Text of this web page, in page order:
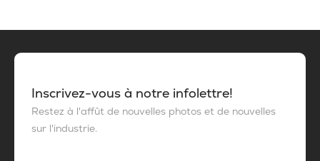
Inscrivez-vous à notre infolettre!
Restez à l'affût de nouvelles photos et de nouvelles
sur l'industrie.